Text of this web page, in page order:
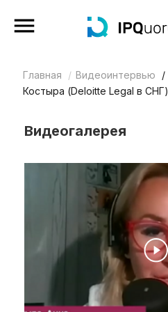
Все материалы
Аналитика
Квиз
Календарь
Главная Видеоинтервью
Костыра (Deloitte Legal в СНГ)
Видеогалерея